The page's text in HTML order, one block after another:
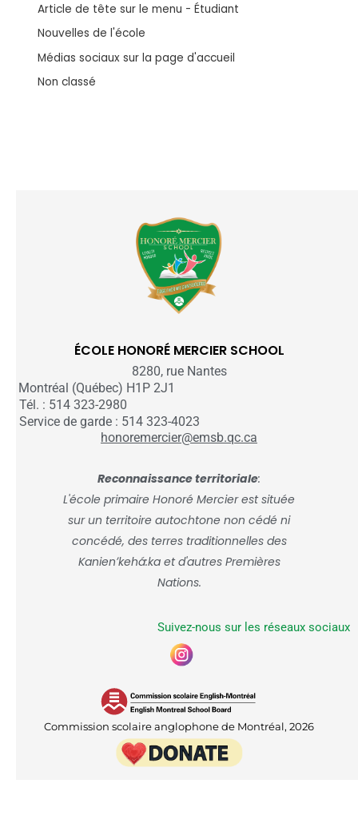
Article de tête sur le menu - Étudiant
Nouvelles de l'école
Médias sociaux sur la page d'accueil
Non classé
ÉCOLE HONORÉ MERCIER SCHOOL
8280, rue Nantes
Montréal (Québec) H1P 2J1
Tél. : 514 323-2980
Service de garde : 514 323-4023
honoremercier@emsb.qc.ca
Reconnaissance territoriale:
L'école primaire Honoré Mercier est située
sur un territoire autochtone non cédé ni
concédé, des terres traditionnelles des
Kanienʼkehá:ka et d'autres Premières
Nations.
Suivez-nous sur les réseaux sociaux
Commission scolaire anglophone de Montréal, 2026